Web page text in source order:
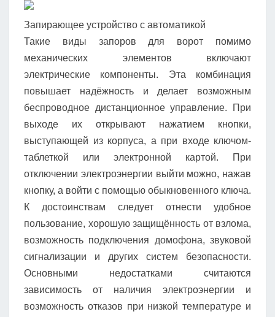
Запирающее устройство с автоматикой
Такие виды запоров для ворот помимо
механических элементов включают
электрические компоненты. Эта комбинация
повышает надёжность и делает возможным
беспроводное дистанционное управление. При
выходе их открывают нажатием кнопки,
выступающей из корпуса, а при входе ключом-
таблеткой или электронной картой. При
отключении электроэнергии выйти можно, нажав
кнопку, а войти с помощью обыкновенного ключа.
К достоинствам следует отнести удобное
пользование, хорошую защищённость от взлома,
возможность подключения домофона, звуковой
сигнализации и других систем безопасности.
Основными недостатками считаются
зависимость от наличия электроэнергии и
возможность отказов при низкой температуре и